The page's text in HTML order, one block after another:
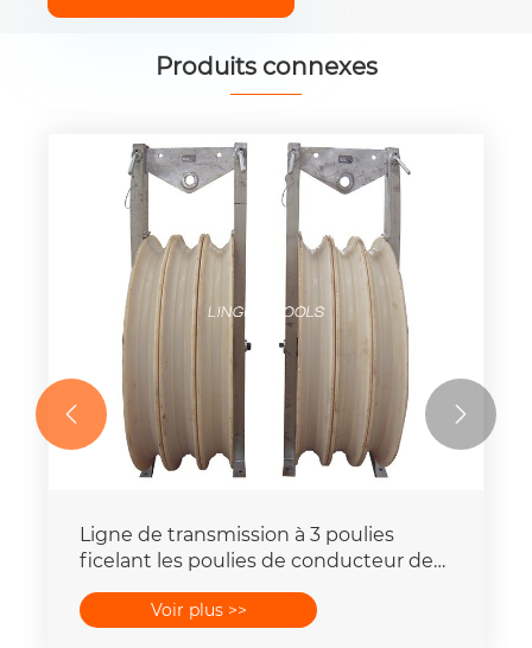
Produits connexes
Ligne de transmission à 3 poulies
ficelant les poulies de conducteur de
roue du bloc trois
Voir plus >>
 